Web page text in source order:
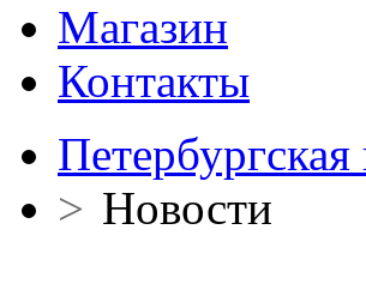
Магазин
Контакты
> Новости